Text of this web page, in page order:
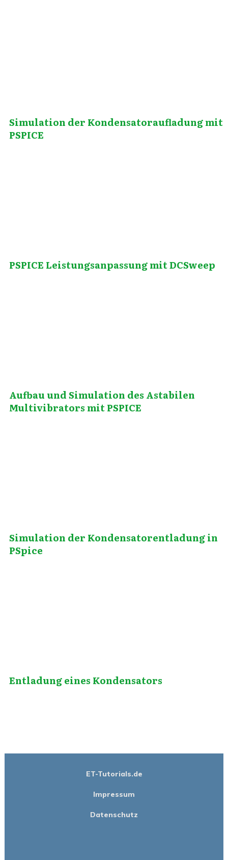
Simulation der Kondensatoraufladung mit
PSPICE
PSPICE Leistungsanpassung mit DCSweep
Aufbau und Simulation des Astabilen
Multivibrators mit PSPICE
Simulation der Kondensatorentladung in
PSpice
Entladung eines Kondensators
ET-Tutorials.de
Impressum
Datenschutz